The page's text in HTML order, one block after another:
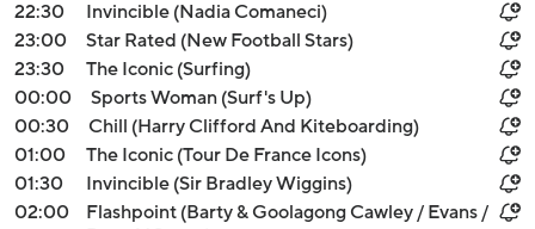
22:30
Invincible (Nadia Comaneci)
23:00
Star Rated (New Football Stars)
23:30
The Iconic (Surfing)
00:00
Sports Woman (Surf's Up)
00:30
Chill (Harry Clifford And Kiteboarding)
01:00
The Iconic (Tour De France Icons)
01:30
Invincible (Sir Bradley Wiggins)
02:00
Flashpoint (Barty & Goolagong Cawley / Evans /